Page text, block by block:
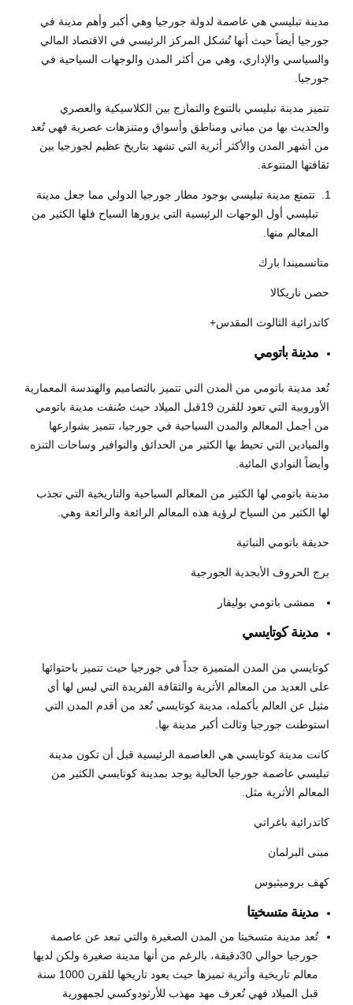
مدينة تبليسي هي عاصمة لدولة جورجيا وهي أكبر وأهم مدينة في
جورجيا أيضاً حيث أنها تُشكل المركز الرئيسي في الاقتصاد المالي
والسياسي والإداري، وهي من أكثر المدن والوجهات السياحية في
جورجيا.
تتميز مدينة تبليسي بالتنوع والتمازج بين الكلاسيكية والعصري
والحديث بها من مباني ومناطق وأسواق ومتنزهات عصرية فهي تُعد
من أشهر المدن والأكثر أثرية التي تشهد بتاريخ عظيم لجورجيا بين
ثقافتها المتنوعة.
تتمتع مدينة تبليسي بوجود مطار جورجيا الدولي مما جعل مدينة
تبليسي أول الوجهات الرئيسية التي يزورها السياح فلها الكثير من
المعالم منها.
متاتسميندا بارك
حصن ناريكالا
كاتدرائية الثالوث المقدس+
مدينة باتومي
تُعد مدينة باتومي من المدن التي تتميز بالتصاميم والهندسة المعمارية
الأوروبية التي تعود للقرن 19قبل الميلاد حيث صُنفت مدينة باتومي
من أجمل المعالم والمدن السياحية في جورجيا، تتميز بشوارعها
والميادين التي تحيط بها الكثير من الحدائق والنوافير وساحات التنزه
وأيضاً النوادي المائية.
مدينة باتومي لها الكثير من المعالم السياحية والتاريخية التي تجذب
لها الكثير من السياح لرؤية هذه المعالم الرائعة والرائعة وهي.
حديقة باتومي النباتية
برج الحروف الأبجدية الجورجية
ممشى باتومي بوليفار
مدينة كوتايسي
كوتايسي من المدن المتميزة جداً في جورجيا حيث تتميز باحتوائها
على العديد من المعالم الأثرية والثقافة الفريدة التي ليس لها أي
مثيل عن العالم بأكمله، مدينة كوتايسي تُعد من أقدم المدن التي
استوطنت جورجيا وثالث أكبر مدينة بها.
كانت مدينة كوتايسي هي العاصمة الرئيسية قبل أن تكون مدينة
تبليسي عاصمة جورجيا الحالية يوجد بمدينة كوتايسي الكثير من
المعالم الأثرية مثل.
كاتدرائية باغراتي
مبنى البرلمان
كهف بروميثيوس
مدينة متسخيتا
تُعد مدينة متسخيتا من المدن الصغيرة والتي تبعد عن عاصمة
جورجيا حوالي 30دقيقة، بالرغم من أنها مدينة صغيرة ولكن لديها
معالم تاريخية وأثرية تميزها حيث يعود تاريخها للقرن 1000 سنة
قبل الميلاد فهي تُعرف مهد مهذب للأرثودوكسي لجمهورية